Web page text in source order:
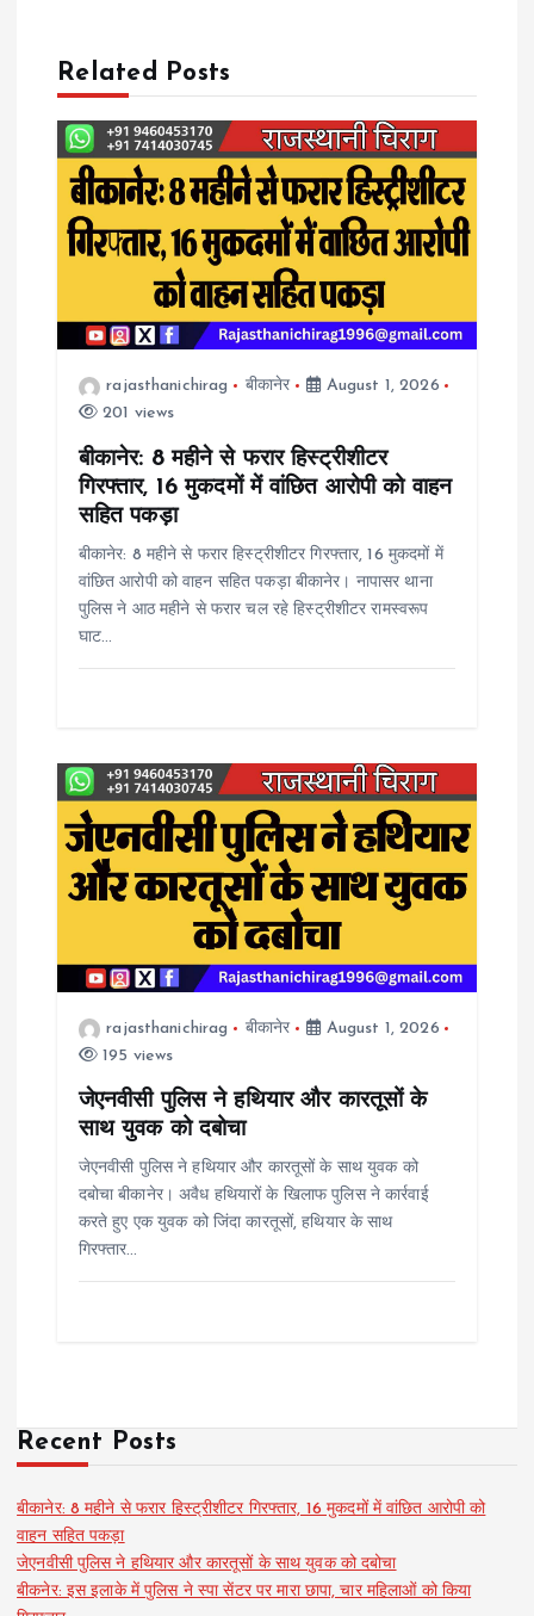
a
v
g
t
Related Posts
rajasthanichirag बीकानेर
August 1, 2026
201 views
बीकानेर: 8 महीने से फरार हिस्ट्रीशीटर
गिरफ्तार, 16 मुकदमों में वांछित आरोपी को वाहन
सहित पकड़ा
बीकानेर: 8 महीने से फरार हिस्ट्रीशीटर गिरफ्तार, 16 मुकदमों में
वांछित आरोपी को वाहन सहित पकड़ा बीकानेर। नापासर थाना
पुलिस ने आठ महीने से फरार चल रहे हिस्ट्रीशीटर रामस्वरूप
घाट…
rajasthanichirag बीकानेर
August 1, 2026
195 views
जेएनवीसी पुलिस ने हथियार और कारतूसों के
साथ युवक को दबोचा
जेएनवीसी पुलिस ने हथियार और कारतूसों के साथ युवक को
दबोचा बीकानेर। अवैध हथियारों के खिलाफ पुलिस ने कार्रवाई
करते हुए एक युवक को जिंदा कारतूसों, हथियार के साथ
गिरफ्तार…
Recent Posts
बीकानेर: 8 महीने से फरार हिस्ट्रीशीटर गिरफ्तार, 16 मुकदमों में वांछित आरोपी को
वाहन सहित पकड़ा
जेएनवीसी पुलिस ने हथियार और कारतूसों के साथ युवक को दबोचा
बीकनेर: इस इलाके में पुलिस ने स्पा सेंटर पर मारा छापा, चार महिलाओं को किया